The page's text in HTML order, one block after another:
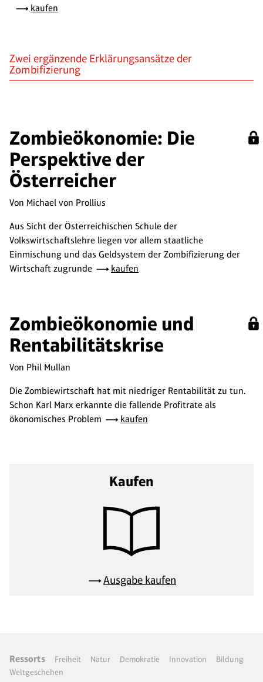
kaufen
Zwei ergänzende Erklärungsansätze der
Zombifizierung
Zombieökonomie: Die
Perspektive der
Österreicher
Von Michael von Prollius
Aus Sicht der Österreichischen Schule der
Volkswirtschaftslehre liegen vor allem staatliche
Einmischung und das Geldsystem der Zombifizierung der
Wirtschaft zugrunde
kaufen
Zombieökonomie und
Rentabilitätskrise
Von Phil Mullan
Die Zombiewirtschaft hat mit niedriger Rentabilität zu tun.
Schon Karl Marx erkannte die fallende Profitrate als
ökonomisches Problem
kaufen
Kaufen
Ausgabe kaufen
Ressorts Freiheit Natur Demokratie Innovation
Bildung
Weltgeschehen